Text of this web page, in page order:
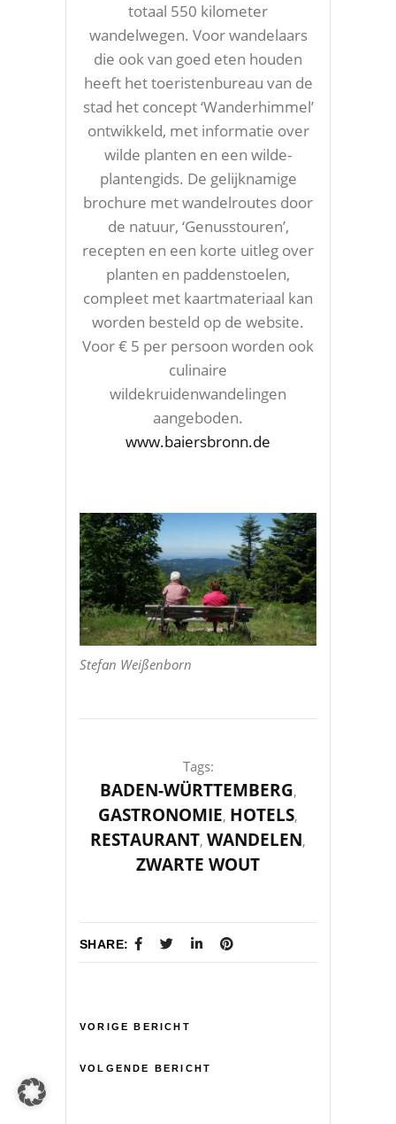
totaal 550 kilometer
wandelwegen. Voor wandelaars
die ook van goed eten houden
heeft het toeristenbureau van de
stad het concept ‘Wanderhimmel’
ontwikkeld, met informatie over
wilde planten en een wilde-
plantengids. De gelijknamige
brochure met wandelroutes door
de natuur, ‘Genusstouren’,
recepten en een korte uitleg over
planten en paddenstoelen,
compleet met kaartmateriaal kan
worden besteld op de website.
Voor € 5 per persoon worden ook
culinaire
wildekruidenwandelingen
aangeboden.
www.baiersbronn.de
Stefan Weißenborn
Tags:
BADEN-WÜRTTEMBERG,
GASTRONOMIE, HOTELS,
RESTAURANT, WANDELEN,
ZWARTE WOUT
SHARE:
VORIGE BERICHT
VOLGENDE BERICHT